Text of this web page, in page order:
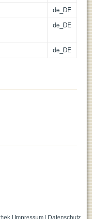
de_DE
de_DE
de_DE